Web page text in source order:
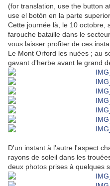
(for translation, use the button
use el botón en la parte
Cette journée là, le 10 octobre,
farouche bataille dans le
vous laisser profiter de ces
Le Mont Orford les nuées ; au
gavant d'herbe avant le grand
D'un instant à l'autre l'aspect
rayons de soleil dans les
deux photos prises à quelques